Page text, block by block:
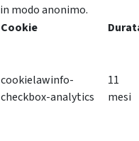
in modo anonimo.
Cookie
cookielawinfo-
checkbox-analytics
11
mesi